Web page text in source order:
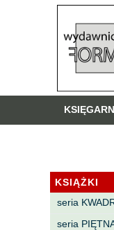
KSIĄŻKI
seria
seria